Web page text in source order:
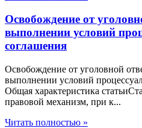
Освобождение от
выполнении условий
соглашения
Освобождение от уголовной
выполнении условий
Общая характеристика
правовой механизм, при к...
Читать полностью »